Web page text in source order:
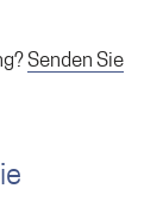
Senden Sie